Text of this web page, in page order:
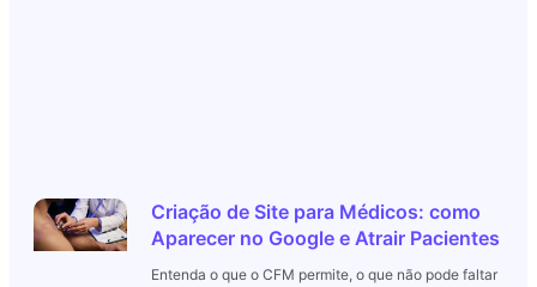
Criação de Site para Médicos: como
Aparecer no Google e Atrair Pacientes
Entenda o que o CFM permite, o que não pode faltar